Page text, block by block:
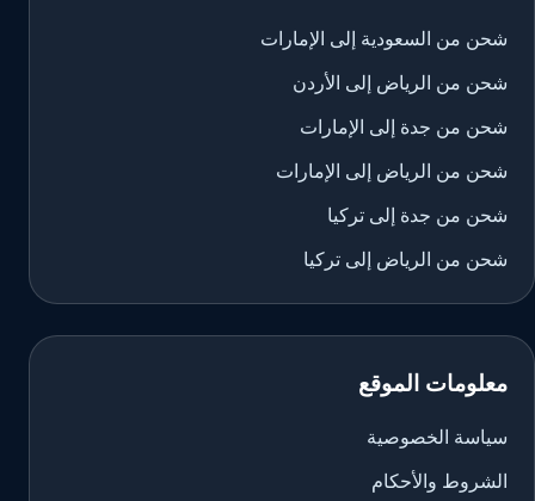
شحن من السعودية إلى الإمارات
شحن من الرياض إلى الأردن
شحن من جدة إلى الإمارات
شحن من الرياض إلى الإمارات
شحن من جدة إلى تركيا
شحن من الرياض إلى تركيا
معلومات الموقع
سياسة الخصوصية
الشروط والأحكام